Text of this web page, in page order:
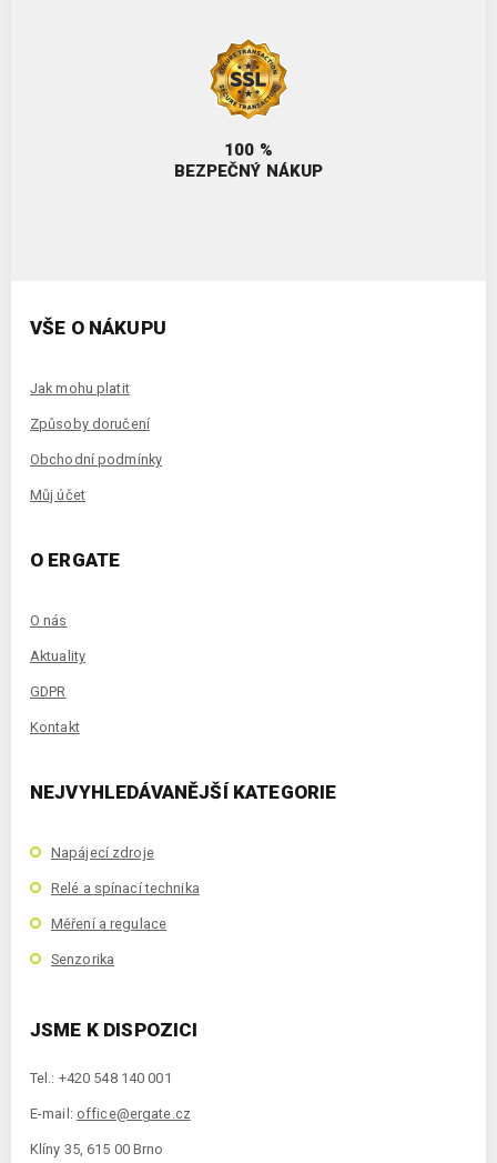
100 %
BEZPEČNÝ NÁKUP
VŠE O NÁKUPU
Jak mohu platit
Způsoby doručení
Obchodní podmínky
Můj účet
O ERGATE
O nás
Aktuality
GDPR
Kontakt
NEJVYHLEDÁVANĚJŠÍ KATEGORIE
Napájecí zdroje
Relé a spínací technika
Měření a regulace
Senzorika
JSME K DISPOZICI
Tel.: +420 548 140 001
E-mail: office@ergate.cz
Klíny 35, 615 00 Brno